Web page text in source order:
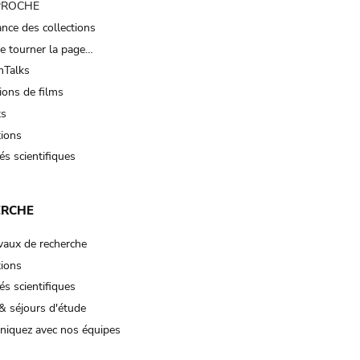
des collections
tourner la page…
de films
scientifiques
de recherche
scientifiques
séjours d'étude
avec nos équipes